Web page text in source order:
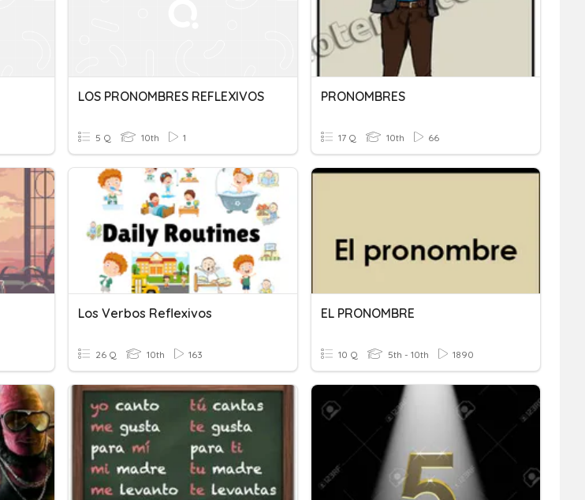
LOS PRONOMBRES REFLEXIVOS
5 Q 10th 1
PRONOMBRES
17 Q 10th 66
Los Verbos Reflexivos
26 Q 10th 163
EL PRONOMBRE
10 Q 5th - 10th 1890